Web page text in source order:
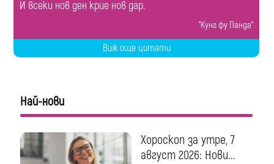
И всеки нов ден крие нов дар.
"Кунг фу Панда"
Виж още цитати
Най-нови
Хороскоп за утре, 7
август 2026: Нови...